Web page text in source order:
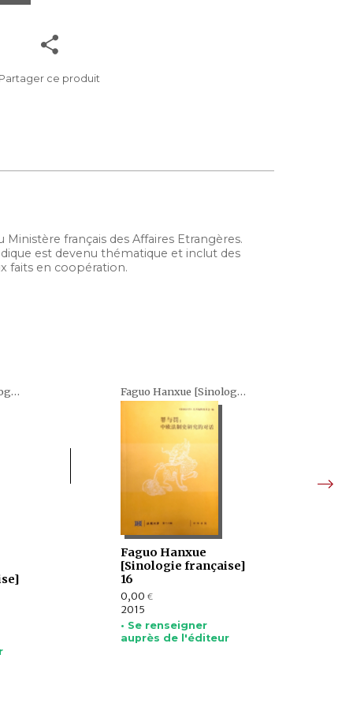
Partager ce produit
français des Affaires Etrangères.
est devenu thématique et inclut des
faits en coopération.
Faguo Hanxue [Sinologie française] (en chinois) Faguo Hanxue [Sinologie française] (en chinois)
Faguo Hanxue
[Sinologie française]
16
0,00 €
2015
• Se renseigner
auprès de l'éditeur